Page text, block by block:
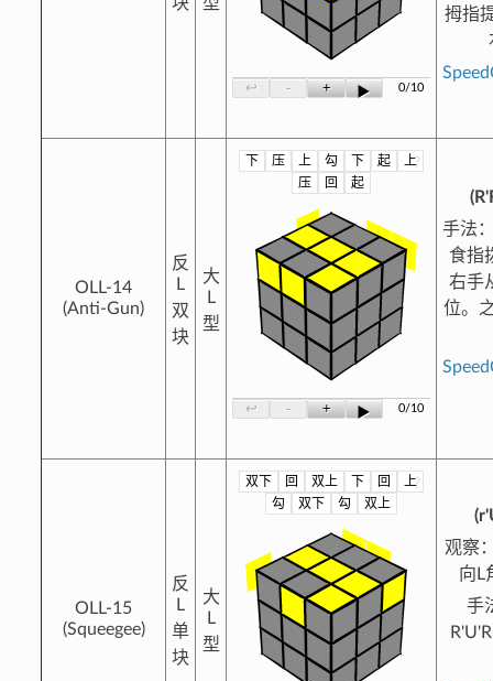
↩ - + ▶ 0/10
拇指
OLL-14
(Anti-Gun)
反
L
双
块
大
L
型
下 压 上 勾 下 起
上
压
回 起
?
↩ - + ▶ 0/10
手法
食指
右手
位。
OLL-15
(Squeegee)
反
L
单
块
大
L
型
双下 回 双上 下 回
上
勾
双下 勾 双上
?
观察
向L
手